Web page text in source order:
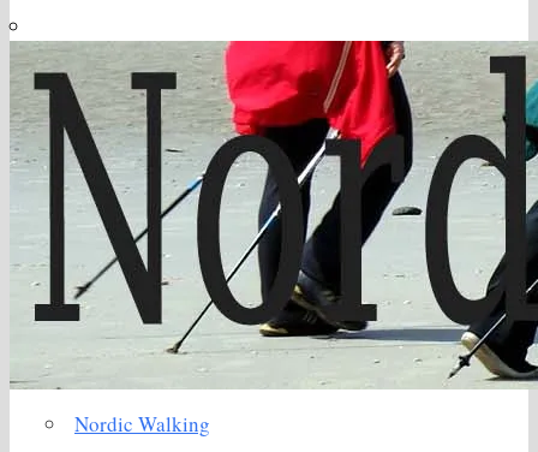
Nordic Walking